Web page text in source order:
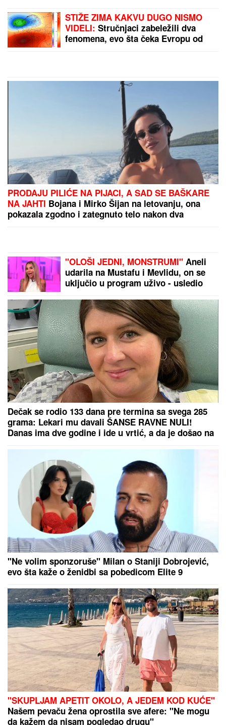
Srbiji napravio neko ZLO"
NINA BADRIĆ SE SLIKA U
CECU NIKO NIJE PREPOZNAO NA AERODROMU
"Samo mi fali da mi ta kuća izgori"
Mala Cana SAHRANILA MUŽA, a
sada STRAHUJE po svoju
bezbednost: "JOŠ TO DA ME
SNAĐE"
STIŽE ZIMA KAKVU DUGO NISMO
VIDELI: Stručnjaci zabeležili dva
fenomena, evo šta čeka Evropu od
decembra
PRODAJU PILIĆE NA PIJACI, A SAD SE BAŠKARE
NA JAHTIBojana i Mirko Šijan na letovanju, ona
pokazala zgodno i zategnuto telo nakon dva
porođaja (FOTO)
"OLOŠI JEDNI, MONSTRUMI"Aneli
udarila na Mustafu i Mevlidu, on se
uključio u program uživo - usledio
skandal, evo šta joj je poručio
Asminov otac